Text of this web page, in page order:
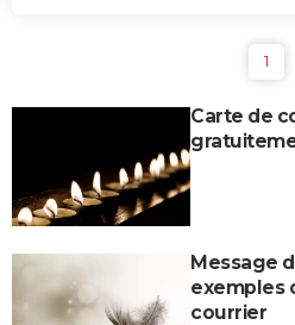
1
Carte de
Message
exemples
courrier